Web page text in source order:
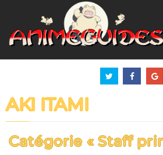
AKI ITAMI
Catégorie « Staff
Panneau de gestion des cookies